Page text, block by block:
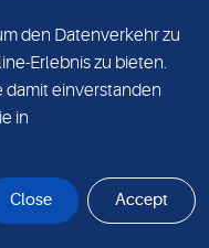
den Datenverkehr zu
Erlebnis zu bieten.
damit einverstanden
in
Close Accept